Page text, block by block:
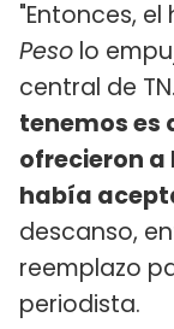
"Entonces,
Peso lo
central de TN.
tenemos es
ofrecieron a
había
descanso,
reemplazo
periodista.